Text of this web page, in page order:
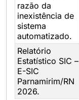
razão da
inexistência de
sistema
automatizado.
Relatório
Estatístico SIC –
E-SIC
Parnamirim/RN
2026.